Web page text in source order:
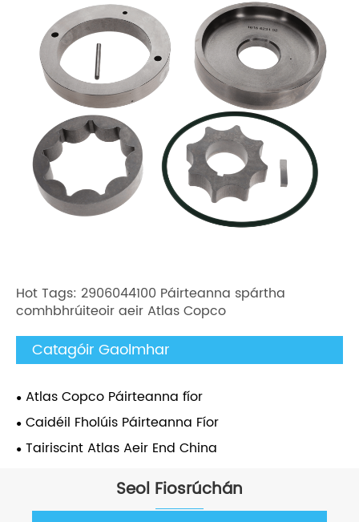
Hot Tags: 2906044100 Páirteanna spártha
comhbhrúiteoir aeir Atlas Copco
Catagóir Gaolmhar
Atlas Copco Páirteanna fíor
Caidéil Fholúis Páirteanna Fíor
Tairiscint Atlas Aeir End China
Seol Fiosrúchán